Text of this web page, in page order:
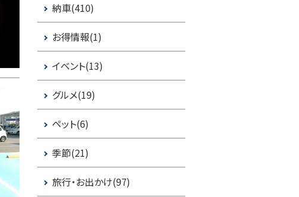
納車(410)
お得情報(1)
イベント(13)
グルメ(19)
ペット(6)
季節(21)
旅行・お出かけ(97)